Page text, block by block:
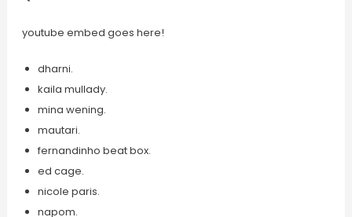
youtube embed goes here!
dharni.
kaila mullady.
mina wening.
mautari.
fernandinho beat box.
ed cage.
nicole paris.
napom.